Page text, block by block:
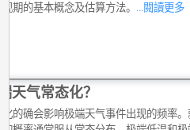
期的基本概念及估算方法。 ...閱讀更多
天气常态化？
化的确会影响极端天气事件出现的频率